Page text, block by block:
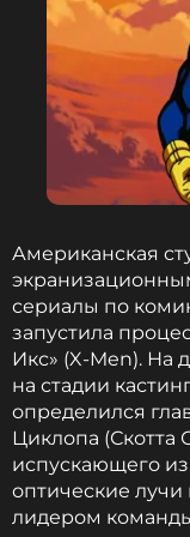
лет назад.
Сейчас Мария
звездную мать
красавицей —
густая
сильно похудела
что когда
премьере фильма
Октябрь», ее с
похорошела и
Американская
сериалы по
запустила
Икс» (X-Men). На
на стадии
определился
Циклопа (Скотта
испускающего
оптические
лидером